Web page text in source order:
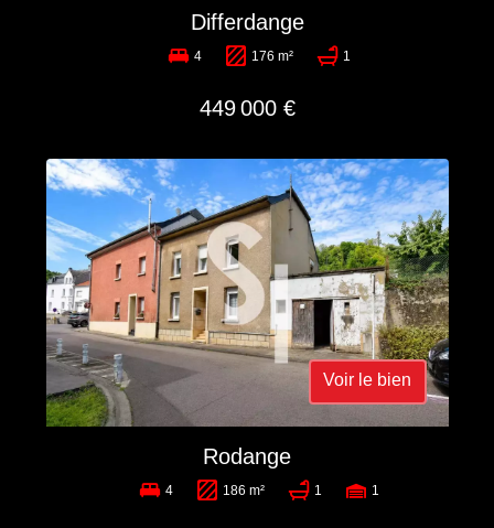
Differdange
4 176 m² 1
449 000 €
Voir le bien
Rodange
4 186 m² 1 1